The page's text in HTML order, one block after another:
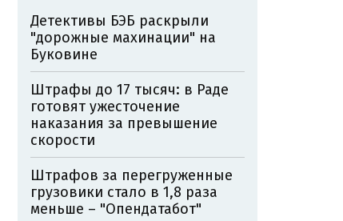
Детективы БЭБ раскрыли
"дорожные махинации" на
Буковине
Штрафы до 17 тысяч: в Раде
готовят ужесточение
наказания за превышение
скорости
Штрафов за перегруженные
грузовики стало в 1,8 раза
меньше – "Опендатабот"